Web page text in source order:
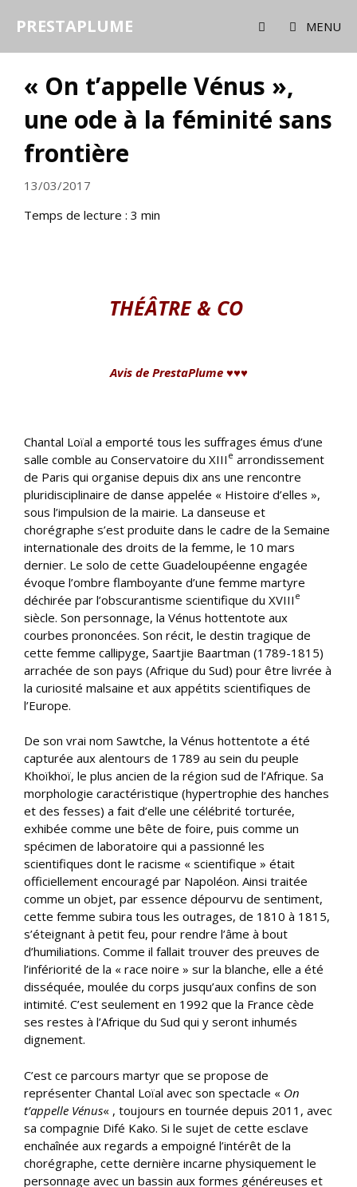
PRESTAPLUME MENU
« On t’appelle Vénus »,
une ode à la féminité sans
frontière
13/03/2017
Temps de lecture : 3 min
THÉÂTRE & CO
Avis de PrestaPlume ♥♥♥
Chantal Loïal a emporté tous les suffrages émus d’une
salle comble au Conservatoire du XIII e arrondissement
de Paris qui organise depuis dix ans une rencontre
pluridisciplinaire de danse appelée « Histoire d’elles »,
sous l’impulsion de la mairie. La danseuse et
chorégraphe s’est produite dans le cadre de la Semaine
internationale des droits de la femme, le 10 mars
dernier. Le solo de cette Guadeloupéenne engagée
évoque l’ombre flamboyante d’une femme martyre
déchirée par l’obscurantisme scientifique du XVIII e
siècle. Son personnage, la Vénus hottentote aux
courbes prononcées. Son récit, le destin tragique de
cette femme callipyge, Saartjie Baartman (1789-1815)
arrachée de son pays (Afrique du Sud) pour être livrée à
la curiosité malsaine et aux appétits scientifiques de
l’Europe.
De son vrai nom Sawtche, la Vénus hottentote a été
capturée aux alentours de 1789 au sein du peuple
Khoïkhoï, le plus ancien de la région sud de l’Afrique. Sa
morphologie caractéristique (hypertrophie des hanches
et des fesses) a fait d’elle une célébrité torturée,
exhibée comme une bête de foire, puis comme un
spécimen de laboratoire qui a passionné les
scientifiques dont le racisme « scientifique » était
officiellement encouragé par Napoléon. Ainsi traitée
comme un objet, par essence dépourvu de sentiment,
cette femme subira tous les outrages, de 1810 à 1815,
s’éteignant à petit feu, pour rendre l’âme à bout
d’humiliations. Comme il fallait trouver des preuves de
l’infériorité de la « race noire » sur la blanche, elle a été
disséquée, moulée du corps jusqu’aux confins de son
intimité. C’est seulement en 1992 que la France cède
ses restes à l’Afrique du Sud qui y seront inhumés
dignement.
C’est ce parcours martyr que se propose de
représenter Chantal Loïal avec son spectacle « On
t’appelle Vénus« , toujours en tournée depuis 2011, avec
sa compagnie Difé Kako. Si le sujet de cette esclave
enchaînée aux regards a empoigné l’intérêt de la
chorégraphe, cette dernière incarne physiquement le
personnage avec un bassin aux formes généreuses et